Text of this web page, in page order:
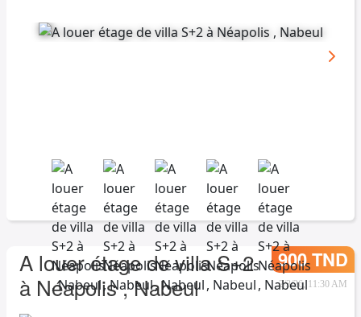
A louer étage de villa S+2
à Néapolis , Nabeul
900 TND
2/3/26, 11:30 AM